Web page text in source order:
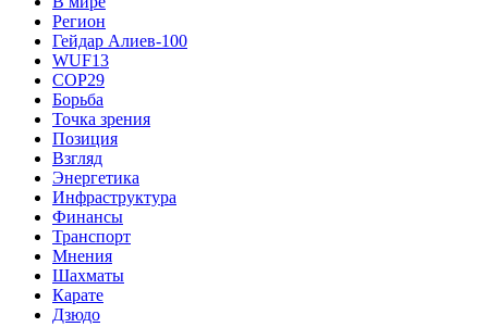
Регион
Гейдар Алиев-100
WUF13
COP29
Борьба
Точка зрения
Позиция
Взгляд
Энергетика
Инфраструктура
Финансы
Транспорт
Мнения
Шахматы
Карате
Дзюдо